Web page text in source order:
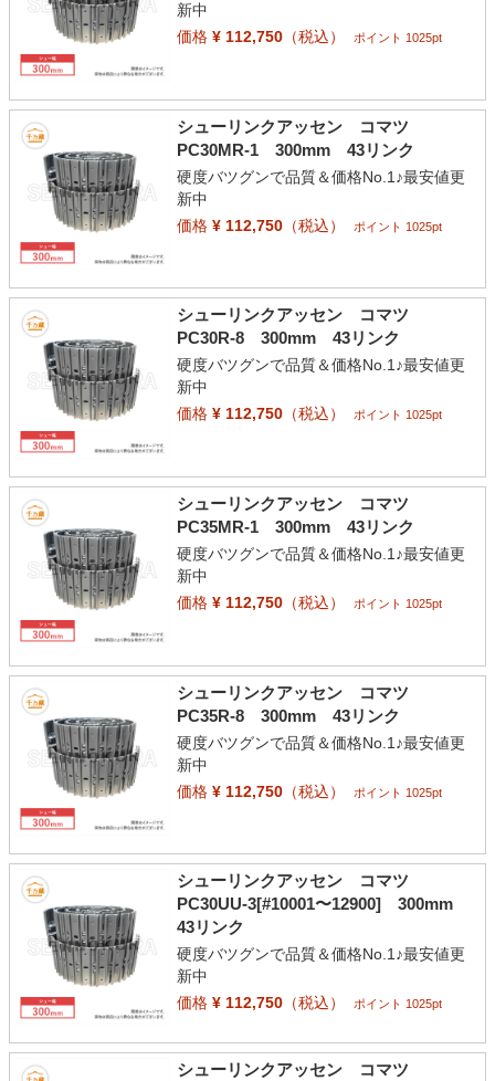
新中
価格¥ 112,750（税込） ポイント 1025pt
シューリンクアッセン コマツ
PC30MR-1 300mm 43リンク
硬度バツグンで品質＆価格No.1♪最安値更
新中
価格¥ 112,750（税込） ポイント 1025pt
シューリンクアッセン コマツ
PC30R-8 300mm 43リンク
硬度バツグンで品質＆価格No.1♪最安値更
新中
価格¥ 112,750（税込） ポイント 1025pt
シューリンクアッセン コマツ
PC35MR-1 300mm 43リンク
硬度バツグンで品質＆価格No.1♪最安値更
新中
価格¥ 112,750（税込） ポイント 1025pt
シューリンクアッセン コマツ
PC35R-8 300mm 43リンク
硬度バツグンで品質＆価格No.1♪最安値更
新中
価格¥ 112,750（税込） ポイント 1025pt
シューリンクアッセン コマツ
PC30UU-3[#10001〜12900] 300mm
43リンク
硬度バツグンで品質＆価格No.1♪最安値更
新中
価格¥ 112,750（税込） ポイント 1025pt
シューリンクアッセン コマツ